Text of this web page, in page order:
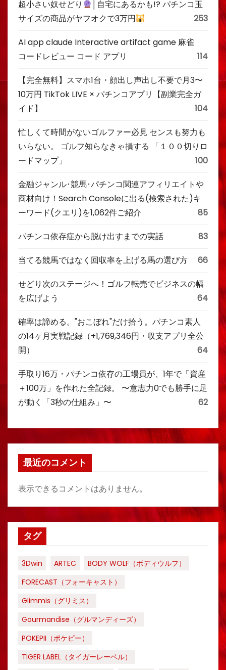
超小さい奴せどり
│自宅にあるかも!? パチンコ玉
サイズの商品がヤフオクで3万円
253
AI app claude Interactive artifact game 麻雀
コードレビュー コード アプリ
114
【完全無料】スマホ1台・顔出し声出し不要で月3〜
10万円 TikTok LIVE × パチンコアプリ【副業完全ガ
イド】
104
忙しくて時間がないゴルファー必見 センスも努力も
いらない。 ゴルフ知らなきゃ損する 「１００切りロ
ードマップ」
100
金融ジャンル･競馬･パチンコ関連アフィリエイトや
商材向け！Search Consoleに出る(検索された)キ
ーワード(クエリ)を1,062件ご紹介
85
パチンコ依存症から脱け出すまでの実話 83
当てる競馬ではなく回収率を上げる馬の選び方 66
せどり次のステージへ！ゴルフ転売でビジネスの幅
を広げよう
64
確率は諦める。"おこぼれ"だけ拾う。パチンコ素人
の14ヶ月実戦記録（+1,769,346円・収支アプリ全公
開）
64
手取り16万・パチンコ依存の工場員が、1年で「資産
＋100万」を作れた全記録。 〜意志力0でも勝手に足
が動く「3秒の仕組み」〜
62
最近のコメント
表示できるコメントはありません。
タグ
3Dwin ARTEC
BODY WOLF（ボディウルフ）
FORECAST（フォーキャスト）
Glimmis（グリミス）
Gourmandise（グルマンディーズ）
POKEPII（ポケピー）
TIGER LABEL（タイガーレーベル）